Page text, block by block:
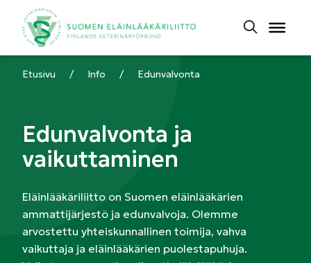
Etusivu / Info / Edunvalvonta
Edunvalvonta ja
vaikuttaminen
Eläinlääkäriliitto on Suomen eläinlääkärien
ammattijärjestö ja edunvalvoja. Olemme
arvostettu yhteiskunnallinen toimija, vahva
vaikuttaja ja eläinlääkärien puolestapuhuja.